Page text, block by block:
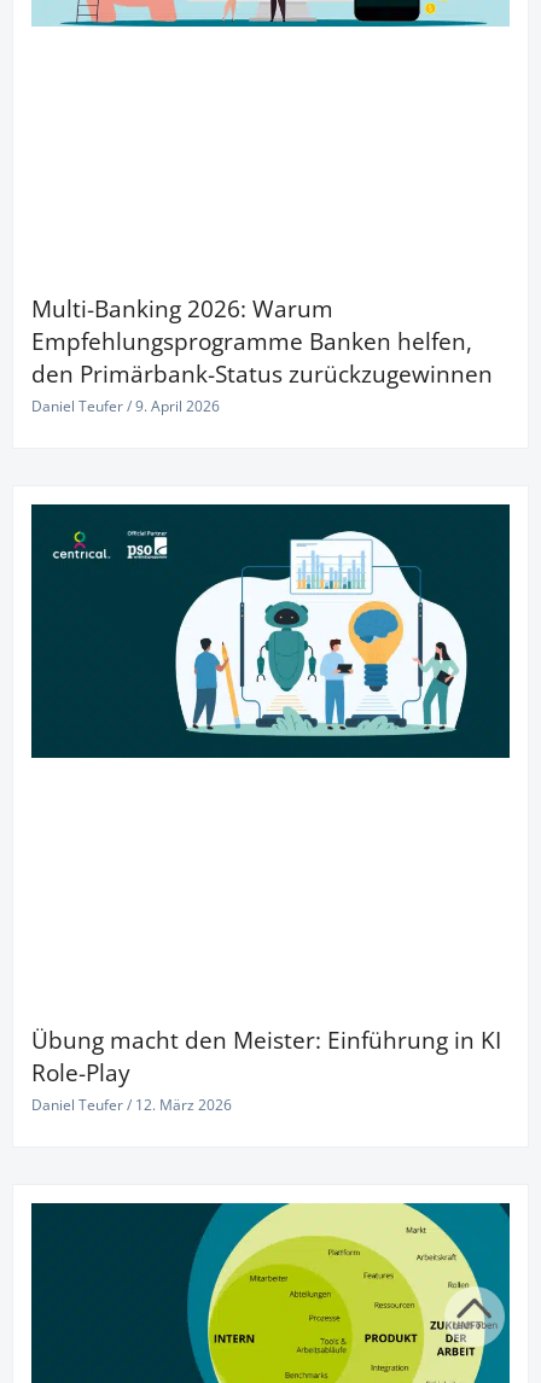
Multi-Banking 2026: Warum
Empfehlungsprogramme Banken helfen,
den Primärbank-Status zurückzugewinnen
Daniel Teufer 9. April 2026
Übung macht den Meister: Einführung in KI
Role-Play
Daniel Teufer 12. März 2026